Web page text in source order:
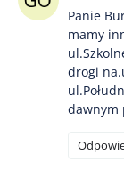
Panie
mamy
drogi
dawnym